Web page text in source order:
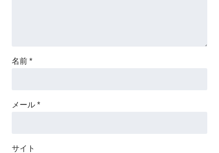
名前 *
メール *
サイト